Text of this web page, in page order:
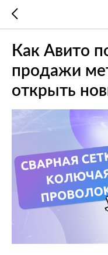
Как Авито
продажи
открыть